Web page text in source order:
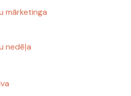
mārketinga
nedēļa